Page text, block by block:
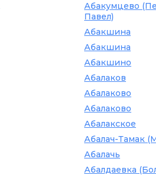
Абакумцево
Павел)
Абакшина
Абакшина
Абакшино
Абалаков
Абалаково
Абалаково
Абалакское
Абалач-Тамак
Абалачь
Абалдаевка